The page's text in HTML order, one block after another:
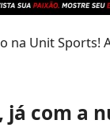
na Unit Sports!
já com a